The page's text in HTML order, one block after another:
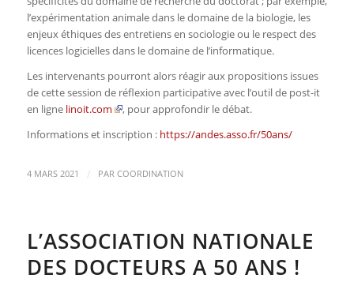
l’expérimentation animale dans le domaine de la biologie, les
enjeux éthiques des entretiens en sociologie ou le respect des
licences logicielles dans le domaine de l’informatique.
Les intervenants pourront alors réagir aux propositions issues
de cette session de réflexion participative avec l’outil de post-it
en ligne linoit.com
, pour approfondir le débat.
Informations et inscription : https://andes.asso.fr/50ans/
4 MARS 2021 / PAR COORDINATION
L’ASSOCIATION NATIONALE
DES DOCTEURS A 50 ANS !